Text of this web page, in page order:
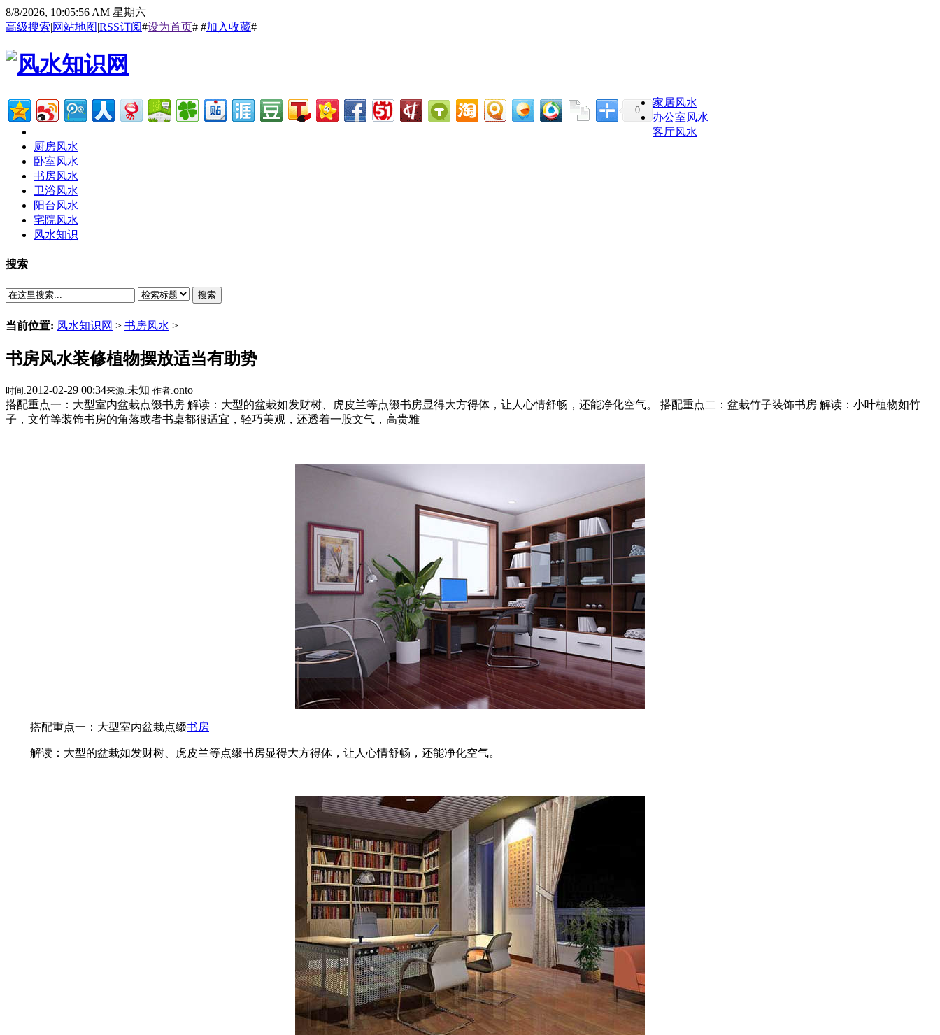
8/8/2026, 10:05:57 AM 星期六
高级搜索|网站地图|RSS订阅#设为首页# #加入收藏#
0
家居风水
办公室风水
客厅风水
厨房风水
卧室风水
书房风水
卫浴风水
阳台风水
宅院风水
风水知识
搜索
搜索
当前位置: 风水知识网 > 书房风水 >
书房风水装修植物摆放适当有助势
时间:2012-02-29 00:34来源:未知 作者:onto
搭配重点一：大型室内盆栽点缀书房 解读：大型的盆栽如发财树、虎皮兰等点缀书房显得大方得体，让人心情舒畅，还能净化空气。 搭配重点二：盆栽竹子装饰书房 解读：小叶植物如竹
子，文竹等装饰书房的角落或者书桌都很适宜，轻巧美观，还透着一股文气，高贵雅
搭配重点一：大型室内盆栽点缀书房
解读：大型的盆栽如发财树、虎皮兰等点缀书房显得大方得体，让人心情舒畅，还能净化空气。